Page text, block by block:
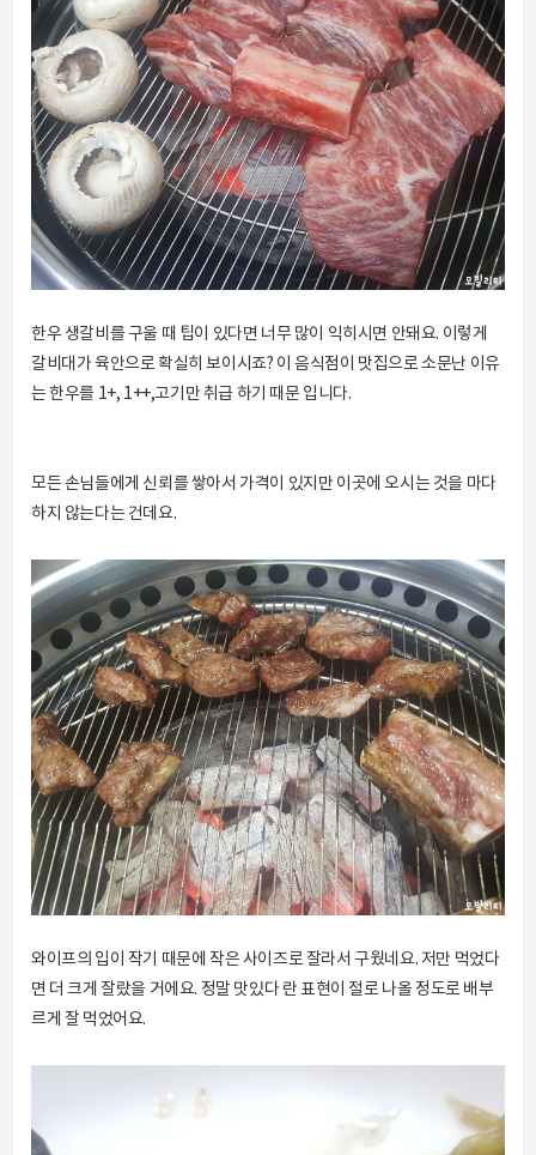
한우 생갈비를 구울 때 팁이 있다면 너무 많이 익히시면 안돼요. 이렇게
갈비대가 육안으로 확실히 보이시죠? 이 음식점이 맛집으로 소문난 이유
는 한우를 1+, 1++,고기만 취급 하기 때문 입니다.
모든 손님들에게 신뢰를 쌓아서 가격이 있지만 이곳에 오시는 것을 마다
하지 않는다는 건데요.
와이프의 입이 작기 때문에 작은 사이즈로 잘라서 구웠네요. 저만 먹었다
면 더 크게 잘랐을 거에요. 정말 맛있다 란 표현이 절로 나올 정도로 배부
르게 잘 먹었어요.